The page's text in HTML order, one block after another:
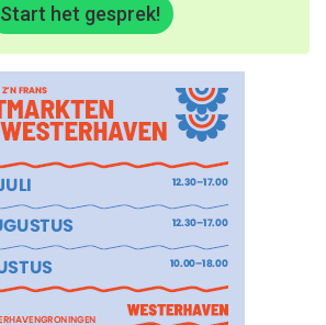
Start het gesprek!